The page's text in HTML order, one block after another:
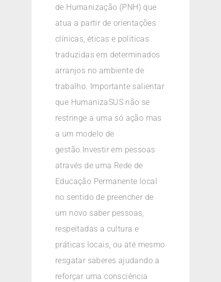
de Humanização (PNH) que
atua a partir de orientações
clínicas, éticas e políticas
traduzidas em determinados
arranjos no ambiente de
trabalho. Importante salientar
que HumanizaSUS não se
restringe a uma só ação mas
a um modelo de
gestão.Investir em pessoas
através de uma Rede de
Educação Permanente local
no sentido de preencher de
um novo saber pessoas,
respeitadas a cultura e
práticas locais, ou até mesmo
resgatar saberes ajudando a
reforçar uma consciência